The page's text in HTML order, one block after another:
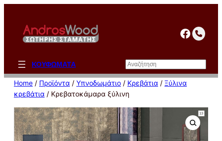
περιεχόμενο
ΚΟΥΦΩΜΑΤΑ Αναζήτηση
Home / Προϊόντα / Υπνοδωμάτιο / Κρεβάτια / Ξύλινα
κρεβάτια / Κρεβατοκάμαρα ξύλινη